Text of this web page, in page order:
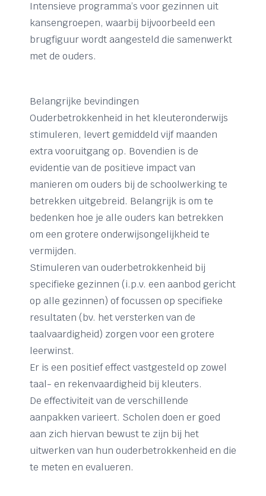
Intensieve programma’s voor gezinnen uit
kansengroepen, waarbij bijvoorbeeld een
brugfiguur wordt aangesteld die samenwerkt
met de ouders.
Belangrijke bevindingen
Ouderbetrokkenheid in het kleuteronderwijs
stimuleren, levert gemiddeld vijf maanden
extra vooruitgang op. Bovendien is de
evidentie van de positieve impact van
manieren om ouders bij de schoolwerking te
betrekken uitgebreid. Belangrijk is om te
bedenken hoe je alle ouders kan betrekken
om een grotere onderwijsongelijkheid te
vermijden.
Stimuleren van ouderbetrokkenheid bij
specifieke gezinnen (i.p.v. een aanbod gericht
op alle gezinnen) of focussen op specifieke
resultaten (bv. het versterken van de
taalvaardigheid) zorgen voor een grotere
leerwinst.
Er is een positief effect vastgesteld op zowel
taal- en rekenvaardigheid bij kleuters.
De effectiviteit van de verschillende
aanpakken varieert. Scholen doen er goed
aan zich hiervan bewust te zijn bij het
uitwerken van hun ouderbetrokkenheid en die
te meten en evalueren.